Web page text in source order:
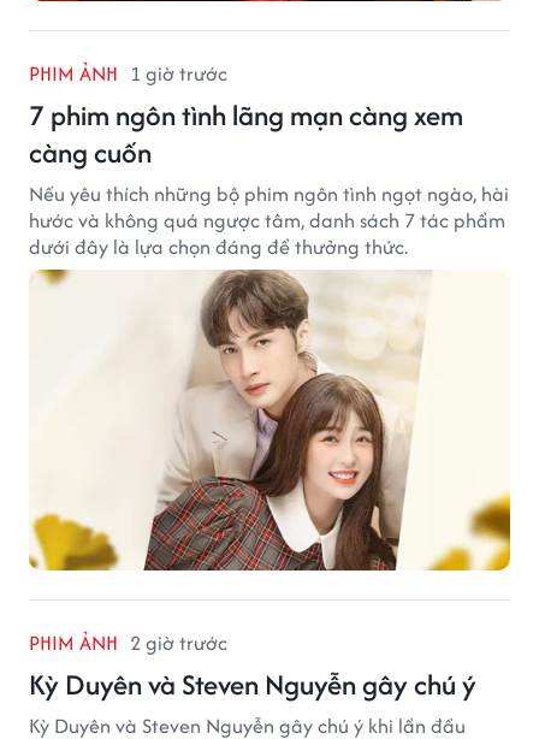
2 giờ trước
Kỳ Duyên và Steven Nguyễn gây chú ý
Kỳ Duyên và Steven Nguyễn gây chú ý khi lần đầu
sánh đôi, khiến khán giả háo hức chờ màn kết hợp trên
màn ảnh rộng của 'cặp đôi trăm tỷ'.